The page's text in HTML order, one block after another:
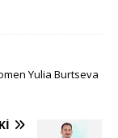
Yulia Burtseva